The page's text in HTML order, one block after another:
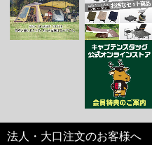
法人・大口注文のお客様へ